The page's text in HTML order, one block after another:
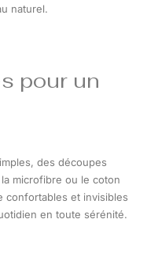
naturel.
pour un
des découpes
microfibre ou le coton
confortables et invisibles
en toute sérénité.